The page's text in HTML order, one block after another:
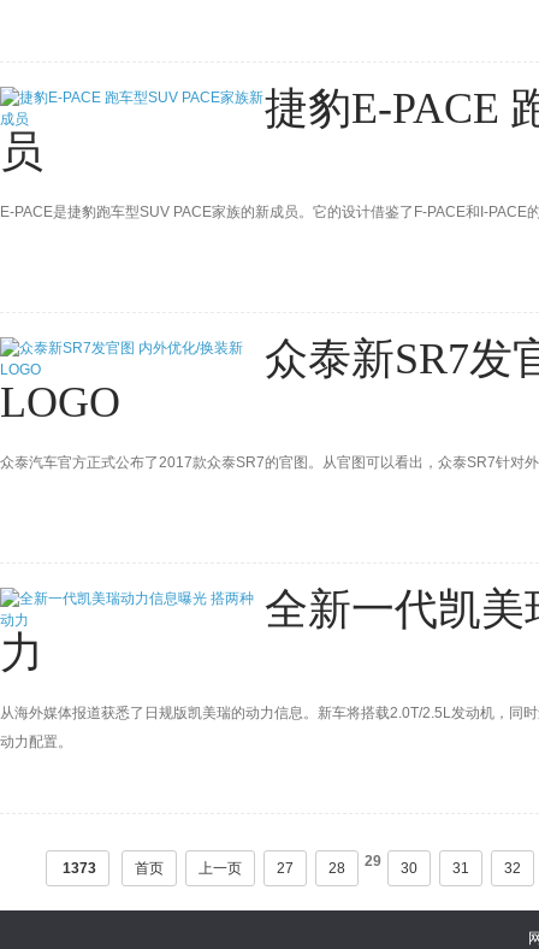
捷豹E-PACE
员
E-PACE是捷豹跑车型SUV PACE家族的新成员。它的设计借鉴了F-PACE和I-
众泰新SR7发
LOGO
众泰汽车官方正式公布了2017款众泰SR7的官图。从官图可以看出，众泰SR7针对
全新一代凯
力
从海外媒体报道获悉了日规版凯美瑞的动力信息。新车将搭载2.0T/2.5L发动机，同
动力配置。
1373 首页 上一页 27 28 29 30 31 32